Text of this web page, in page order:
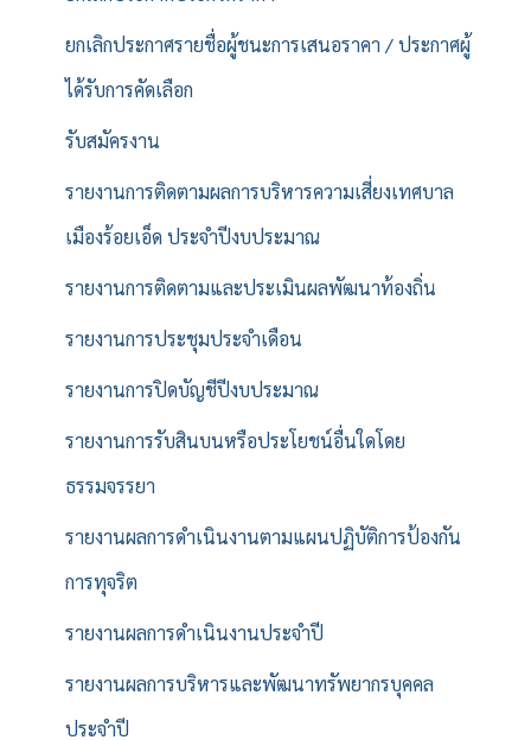
ยกเลิกประกาศรายชื่อผู้ชนะการเสนอราคา / ประกาศผู้
ได้รับการคัดเลือก
รับสมัครงาน
รายงานการติดตามผลการบริหารความเสี่ยงเทศบาล
เมืองร้อยเอ็ด ประจำปีงบประมาณ
รายงานการติดตามและประเมินผลพัฒนาท้องถิ่น
รายงานการประชุมประจำเดือน
รายงานการปิดบัญชีปีงบประมาณ
รายงานการรับสินบนหรือประโยชน์อื่นใดโดย
ธรรมจรรยา
รายงานผลการดำเนินงานตามแผนปฏิบัติการป้องกัน
การทุจริต
รายงานผลการดำเนินงานประจำปี
รายงานผลการบริหารและพัฒนาทรัพยากรบุคคล
ประจำปี